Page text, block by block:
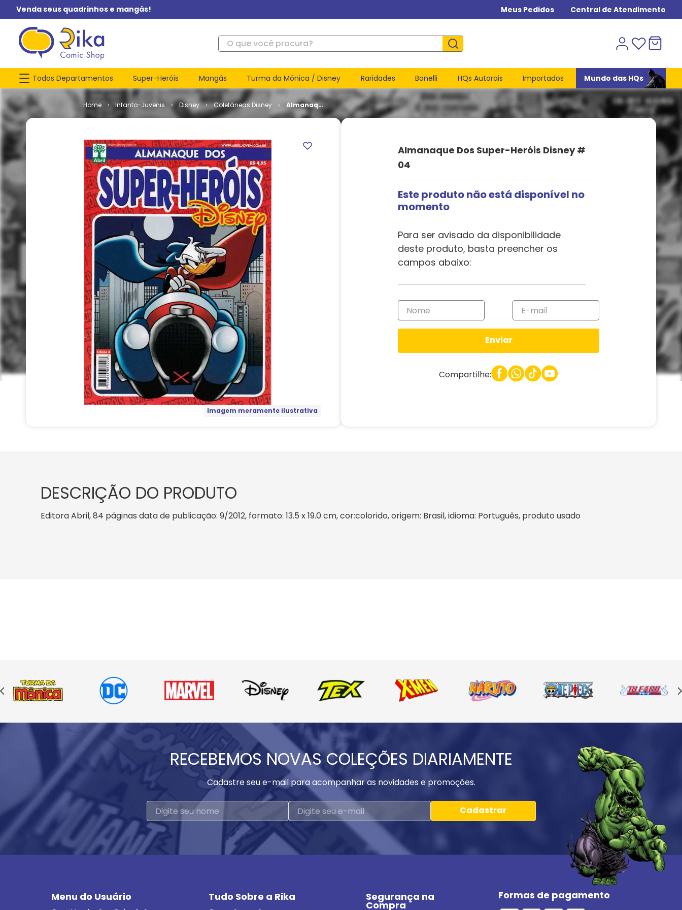
Venda seus quadrinhos e mangás! Meus Pedidos Central de Atendimento
O que você procura?
Todos Departamentos Super-Heróis Mangás Turma da Mônica / Disney Raridades Bonelli HQs Autorais Importados Mundo das HQs
Infanto-Juvenis Disney Coletâneas Disney
Almanaque
dos Super-
Imagem meramente ilustrativa
Almanaque Dos Super-Heróis Disney #
04
Este produto não está disponível no
momento
Para ser avisado da disponibilidade
deste produto, basta preencher os
campos abaixo:
Enviar
Compartilhe:
DESCRIÇÃO DO PRODUTO
Editora Abril, 84 páginas data de publicação: 9/2012, formato: 13.5 x 19.0 cm, cor:colorido, origem: Brasil, idioma: Português, produto usado
RECEBEMOS NOVAS COLEÇÕES DIARIAMENTE
Cadastre seu e-mail para acompanhar as novidades e promoções.
Cadastrar
Menu do Usuário Tudo Sobre a Rika Segurança na
Compra
Formas de pagamento